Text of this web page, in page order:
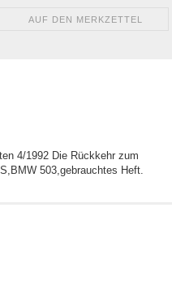
AUF DEN MERKZETTEL
4/1992 Die Rückkehr zum
503,gebrauchtes Heft.